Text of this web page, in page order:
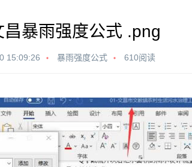
昌暴雨强度公式 .png
15:09:26 暴雨强度公式 610阅读